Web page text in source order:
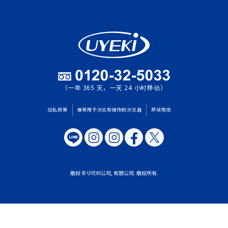
（一年 365 天，一天 24 小时移动）
隐私政策 推荐用于浏览和操作的浏览器 网站地图
版权 © UYEKI公司, 有限公司. 版权所有.